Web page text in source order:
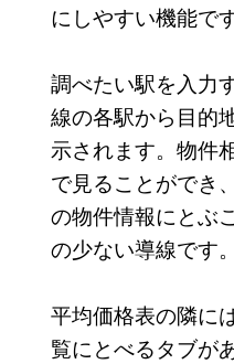
にしやすい機能です
調べたい駅を入力
線の各駅から目的
示されます。物件
で見ることができ
の物件情報にとぶ
の少ない導線です。
平均価格表の隣に
覧にとべるタブが